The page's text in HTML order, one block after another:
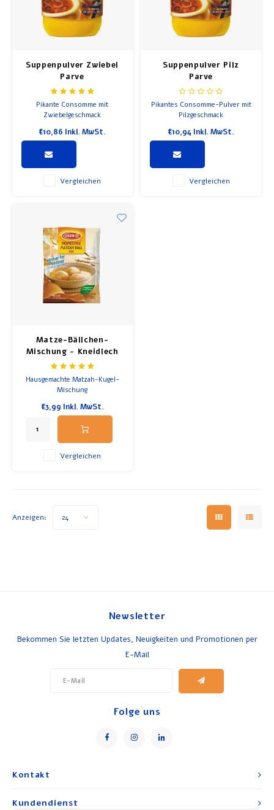
Suppenpulver Zwiebel
Parve
Pikante Consomme mit
Zwiebelgeschmack
€10,86 Inkl. MwSt.
Vergleichen
Suppenpulver Pilz
Parve
Pikantes Consomme-Pulver mit
Pilzgeschmack
€10,94 Inkl. MwSt.
Vergleichen
Matze-Bällchen-
Mischung - Kneidlech
Hausgemachte Matzah-Kugel-
Mischung
€3,99 Inkl. MwSt.
Vergleichen
Anzeigen: 24
Kontakt
Newsletter
Bekommen Sie letzten Updates, Neuigkeiten und Promotionen per
E-Mail
Folge uns
Kundendienst